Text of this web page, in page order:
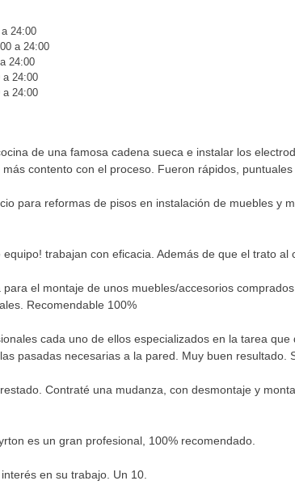
24:00
a 24:00
24:00
24:00
24:00
de una famosa cadena sueca e instalar los
contento con el proceso. Fueron rápidos, puntuales
para reformas de pisos en instalación de muebles y
trabajan con eficacia. Además de que el trato
el montaje de unos muebles/accesorios
Recomendable 100%
cada uno de ellos especializados en la tarea
pasadas necesarias a la pared. Muy buen resultado.
Contraté una mudanza, con desmontaje y
es un gran profesional, 100% recomendado.
en su trabajo. Un 10.